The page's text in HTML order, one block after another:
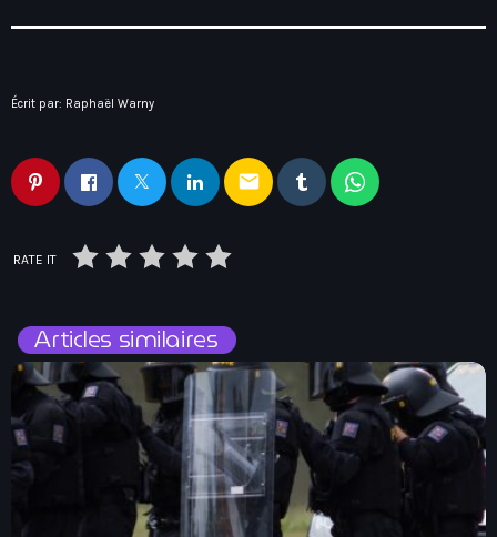
Écrit par: Raphaël Warny
email
RATE IT
Articles similaires